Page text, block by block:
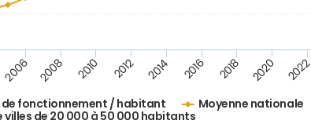
de fonctionnement / habitant
Moyenne nationale
villes de 20 000 à 50 000 habitants
2006 2008 2010 2012 2014 2016 2018 2020 2022